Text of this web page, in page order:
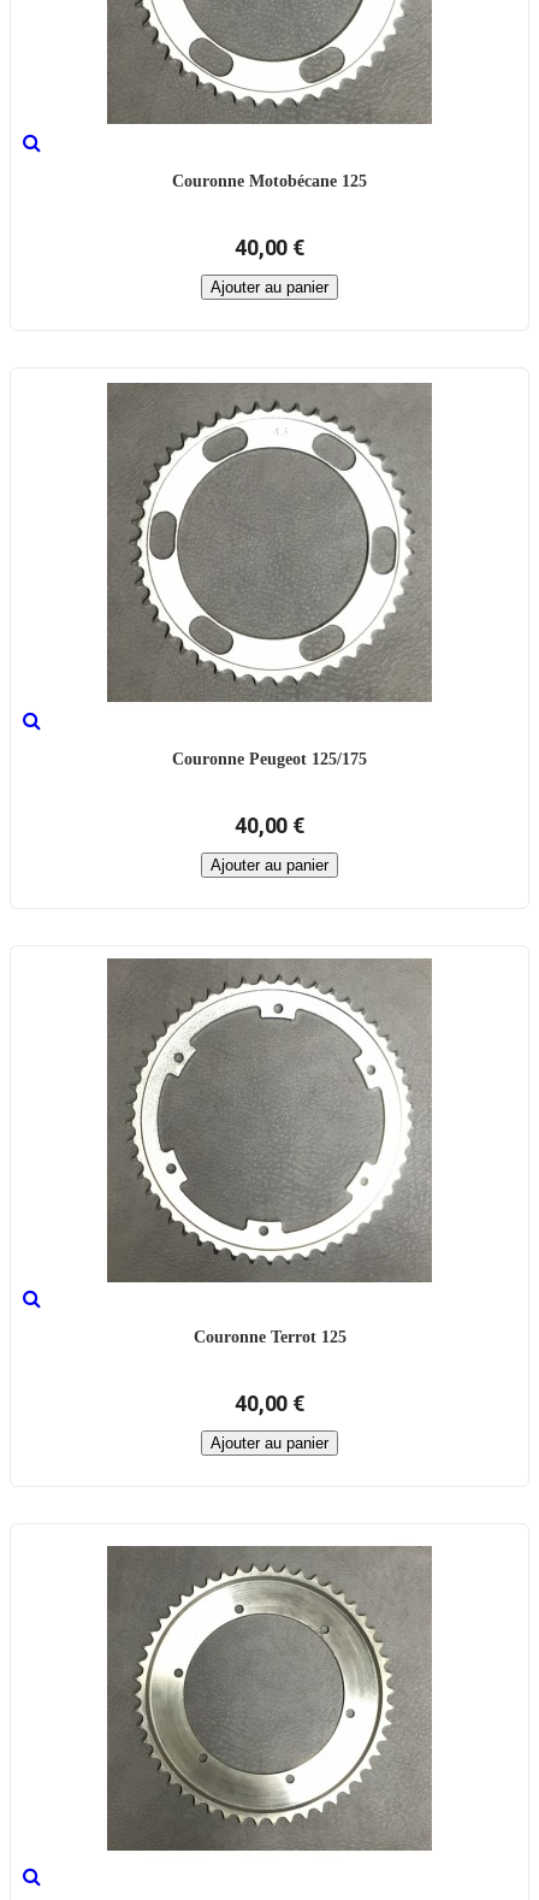
Couronne Motobécane 125
40,00 €
Ajouter au panier
Couronne Peugeot 125/175
40,00 €
Ajouter au panier
Couronne Terrot 125
40,00 €
Ajouter au panier